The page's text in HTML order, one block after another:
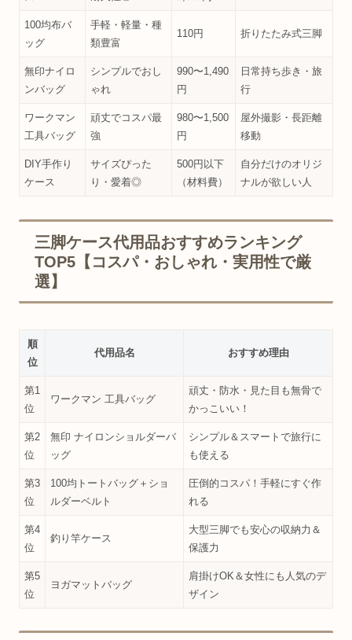
100均布バ
ッグ
手軽・軽量・種
類豊富
110円 折りたたみ式三脚
無印ナイロ
ンバッグ
シンプルでおし
ゃれ
990〜1,490
円
日常持ち歩き・旅
行
ワークマン
工具バッグ
頑丈でコスパ最
強
980〜1,500
円
屋外撮影・長距離
移動
DIY手作り
ケース
サイズぴった
り・愛着◎
500円以下
（材料費）
自分だけのオリジ
ナルが欲しい人
三脚ケース代用品おすすめランキング
TOP5【コスパ・おしゃれ・実用性で厳
選】
順
位
代用品名 おすすめ理由
第1
位
ワークマン 工具バッグ
頑丈・防水・見た目も無骨で
かっこいい！
第2
位
無印 ナイロンショルダーバ
ッグ
シンプル＆スマートで旅行に
も使える
第3
位
100均トートバッグ＋ショ
ルダーベルト
圧倒的コスパ！手軽にすぐ作
れる
第4
位
釣り竿ケース
大型三脚でも安心の収納力＆
保護力
第5
位
ヨガマットバッグ
肩掛けOK＆女性にも人気のデ
ザイン